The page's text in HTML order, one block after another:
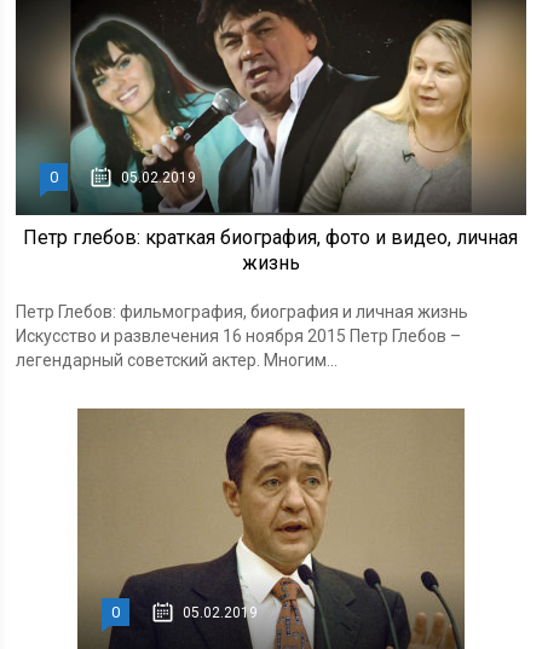
0 05.02.2019
Петр глебов: краткая биография, фото и видео, личная
жизнь
Петр Глебов: фильмография, биография и личная жизнь
Искусство и развлечения 16 ноября 2015 Петр Глебов –
легендарный советский актер. Многим...
0 05.02.2019